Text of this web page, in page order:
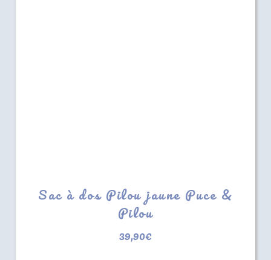
Sac à dos Pilou jaune Puce &
Pilou
39,90€